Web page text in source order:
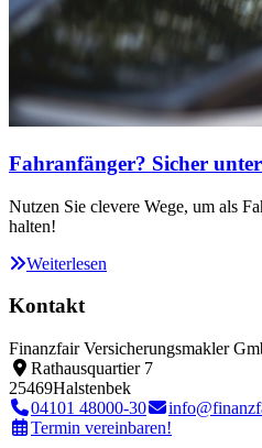
Fahranfänger? Sicher
Nutzen Sie clevere Wege, um als
halten!
Weiterlesen
Kontakt
Finanzfair Versicherungsmakler
Rathausquartier 7
25469Halstenbek
04101 48000-30
Termin vereinbaren!